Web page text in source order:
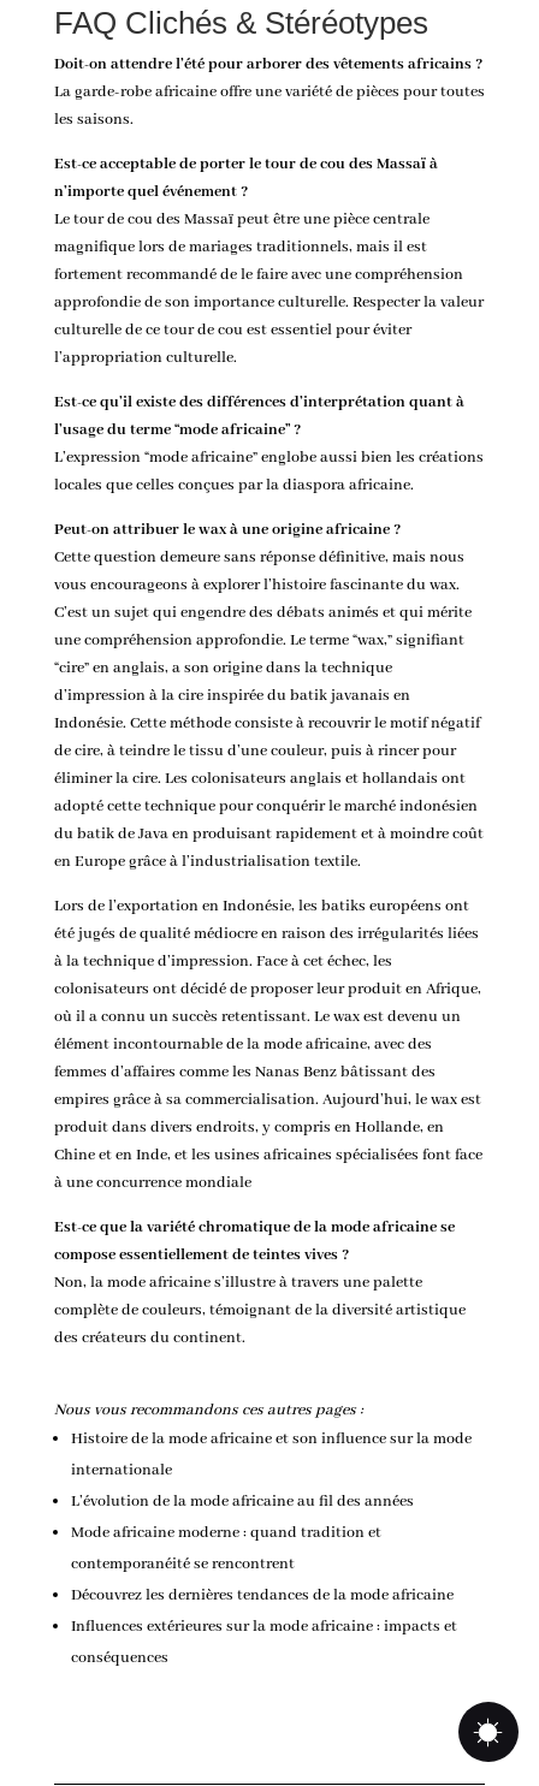
FAQ Clichés & Stéréotypes
Doit-on attendre l’été pour arborer des vêtements africains ?
La garde-robe africaine offre une variété de pièces pour toutes
les saisons.
Est-ce acceptable de porter le tour de cou des Massaï à
n’importe quel événement ?
Le tour de cou des Massaï peut être une pièce centrale
magnifique lors de mariages traditionnels, mais il est
fortement recommandé de le faire avec une compréhension
approfondie de son importance culturelle. Respecter la valeur
culturelle de ce tour de cou est essentiel pour éviter
l’appropriation culturelle.
Est-ce qu’il existe des différences d’interprétation quant à
l’usage du terme “mode africaine” ?
L’expression “mode africaine” englobe aussi bien les créations
locales que celles conçues par la diaspora africaine.
Peut-on attribuer le wax à une origine africaine ?
Cette question demeure sans réponse définitive, mais nous
vous encourageons à explorer l’histoire fascinante du wax.
C’est un sujet qui engendre des débats animés et qui mérite
une compréhension approfondie. Le terme “wax,” signifiant
“cire” en anglais, a son origine dans la technique
d’impression à la cire inspirée du batik javanais en
Indonésie. Cette méthode consiste à recouvrir le motif négatif
de cire, à teindre le tissu d’une couleur, puis à rincer pour
éliminer la cire. Les colonisateurs anglais et hollandais ont
adopté cette technique pour conquérir le marché indonésien
du batik de Java en produisant rapidement et à moindre coût
en Europe grâce à l’industrialisation textile.
Lors de l’exportation en Indonésie, les batiks européens ont
été jugés de qualité médiocre en raison des irrégularités liées
à la technique d’impression. Face à cet échec, les
colonisateurs ont décidé de proposer leur produit en Afrique,
où il a connu un succès retentissant. Le wax est devenu un
élément incontournable de la mode africaine, avec des
femmes d’affaires comme les Nanas Benz bâtissant des
empires grâce à sa commercialisation. Aujourd’hui, le wax est
produit dans divers endroits, y compris en Hollande, en
Chine et en Inde, et les usines africaines spécialisées font face
à une concurrence mondiale
Est-ce que la variété chromatique de la mode africaine se
compose essentiellement de teintes vives ?
Non, la mode africaine s’illustre à travers une palette
complète de couleurs, témoignant de la diversité artistique
des créateurs du continent.
Nous vous recommandons ces autres pages :
Histoire de la mode africaine et son influence sur la mode
internationale
L’évolution de la mode africaine au fil des années
Mode africaine moderne : quand tradition et
contemporanéité se rencontrent
Découvrez les dernières tendances de la mode africaine
Influences extérieures sur la mode africaine : impacts et
conséquences